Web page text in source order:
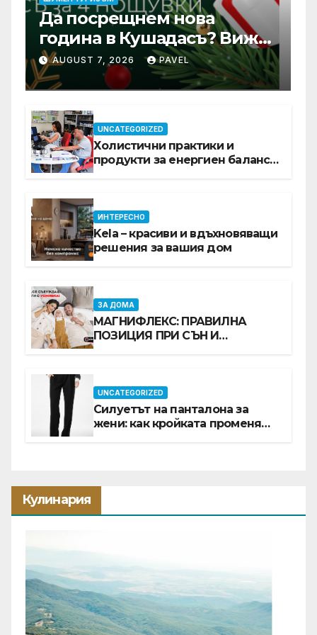
Да посрещнем нова
година в Кушадасъ? Вижте
защо си заслужава …
AUGUST 7, 2026 PAVEL
UNCATEGORIZED
Холистични практики и
продукти за енергиен баланс в
ИНТЕРЕСНО
Kela – красиви и вдъхновяващи
решения за вашия дом
ЗА ДОМА
МАГНИФЛЕКС: ПРАВИЛНА
ПОЗИЦИЯ ПРИ СЪН И
UNCATEGORIZED
Силуетът на панталона за
жени: как кройката променя
Кулинария